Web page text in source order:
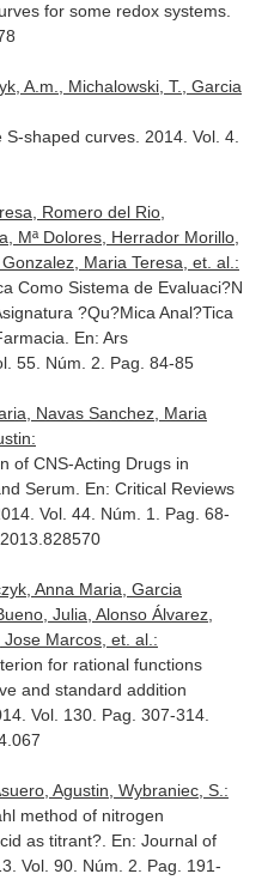
for some redox systems.
A.m., Michalowski, T., Garcia
shaped curves. 2014. Vol. 4.
Romero del Rio,
Mª Dolores, Herrador Morillo,
Maria Teresa, et. al.:
Como Sistema de Evaluaci?N
?Qu?Mica Anal?Tica
En: Ars
55. Núm. 2. Pag. 84-85
Navas Sanchez, Maria
of CNS-Acting Drugs in
Serum. En: Critical Reviews
Vol. 44. Núm. 1. Pag. 68-
Anna Maria, Garcia
Julia, Alonso Álvarez,
Marcos, et. al.:
for rational functions
and standard addition
Vol. 130. Pag. 307-314.
Agustin, Wybraniec, S.:
method of nitrogen
as titrant?. En: Journal of
Vol. 90. Núm. 2. Pag. 191-